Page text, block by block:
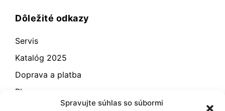
Spravujte súhlas so súbormi
Dôležité odkazy
Servis
Katalóg 2025
Doprava a platba
Blog